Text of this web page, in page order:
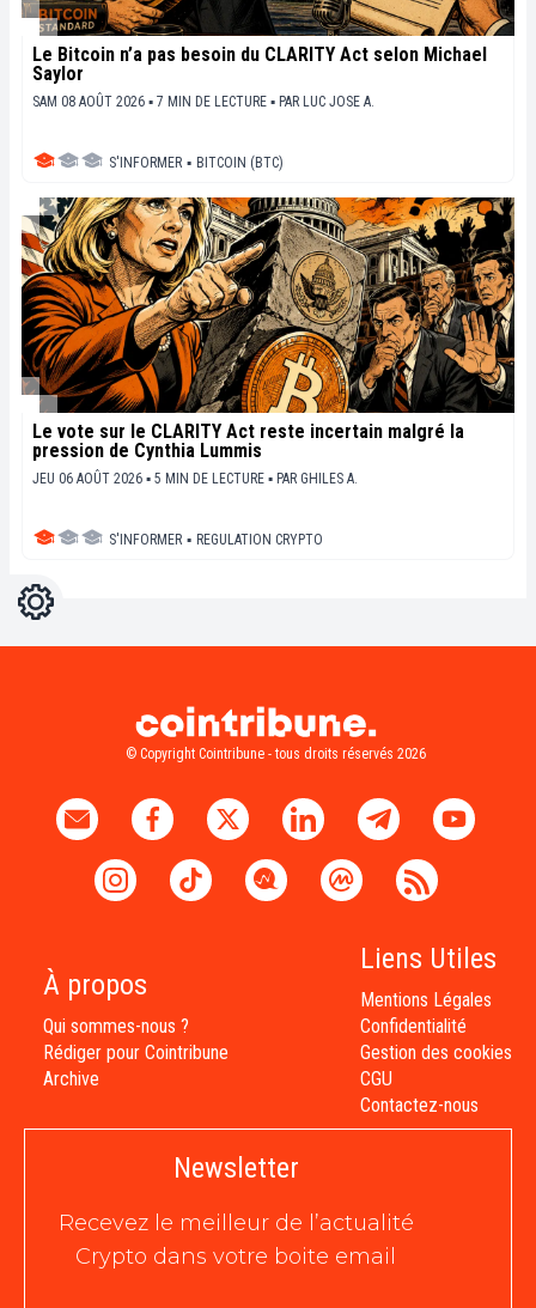
Le Bitcoin n’a pas besoin du CLARITY Act selon Michael
Saylor
SAM 08 AOÛT 2026 ▪ 7 MIN DE LECTURE ▪ PAR LUC JOSE A.
S'INFORMER ▪ BITCOIN (BTC)
Le vote sur le CLARITY Act reste incertain malgré la
pression de Cynthia Lummis
JEU 06 AOÛT 2026 ▪ 5 MIN DE LECTURE ▪ PAR GHILES A.
S'INFORMER ▪ REGULATION CRYPTO
Réglages
© Copyright Cointribune - tous droits réservés 2026
À propos
Qui sommes-nous ?
Rédiger pour Cointribune
Archive
Liens Utiles
Mentions Légales
Confidentialité
Gestion des cookies
CGU
Contactez-nous
Newsletter
Recevez le meilleur de l’actualité
Crypto dans votre boite email